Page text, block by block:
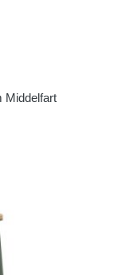
Middelfart